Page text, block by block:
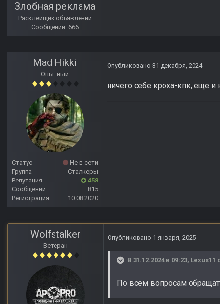
Злобная реклама
Расклейщик объявлений
Сообщений: 666
Mad Hikki
Опытный
Статус
Не в сети
Группа
Сталкеры
Репутация
458
Сообщений
815
Регистрация
10.08.2020
Опубликовано 31 декабря, 2024
ничего себе кроха-кпк, еще и
Wolfstalker
Ветеран
Опубликовано 1 января, 2025
В 31.12.2024 в 09:23, Lexus11
По всем вопросам